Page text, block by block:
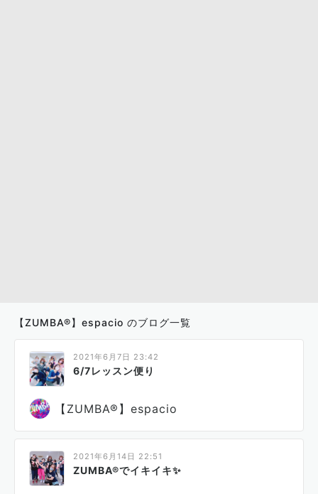
【ZUMBA®】espacio のブログ一覧
2021年6月7日 23:42
6/7レッスン便り
【ZUMBA®】espacio
2021年6月14日 22:51
ZUMBA®でイキイキ✨